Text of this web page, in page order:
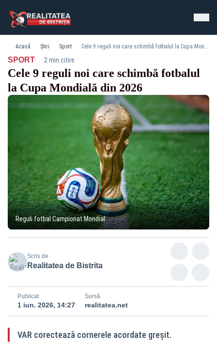
Acasă Știri Sport Cele 9 reguli noi care schimbă fotbalul la Cupa Mondială din 2026
SPORT· 2 min citire
Cele 9 reguli noi care schimbă fotbalul
la Cupa Mondială din 2026
Reguli fotbal Campionat Mondial
Scris de
Realitatea de Bistrita
Publicat
1 iun. 2026, 14:27
Sursă
realitatea.net
VAR corectează cornerele acordate greșit.